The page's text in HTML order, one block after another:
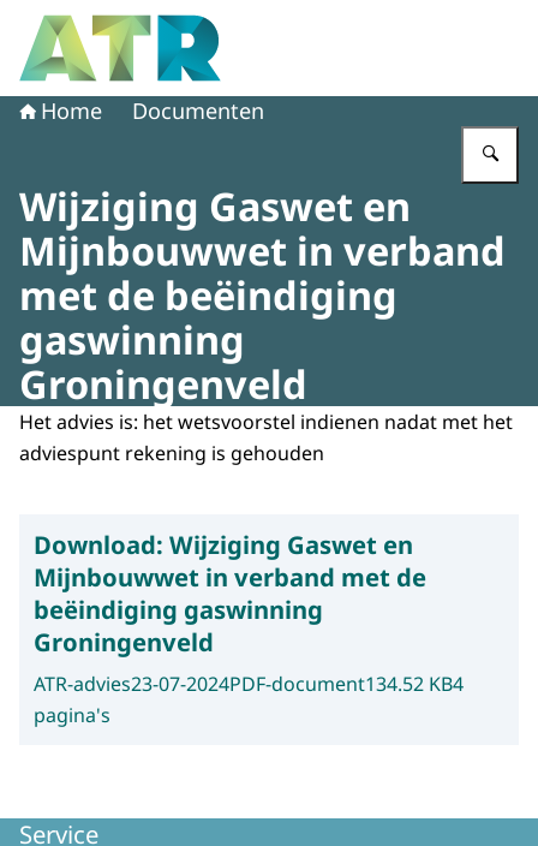
Naar de homepage van Adviescollege toetsing regeldruk
Home Documenten
Wijziging Gaswet en
Mijnbouwwet in verband
met de beëindiging
gaswinning
Groningenveld
Het advies is: het wetsvoorstel indienen nadat met het
adviespunt rekening is gehouden
Download: Wijziging Gaswet en
Mijnbouwwet in verband met de
beëindiging gaswinning
Groningenveld
ATR-advies23-07-2024PDF-document134.52 KB4
pagina's
Service